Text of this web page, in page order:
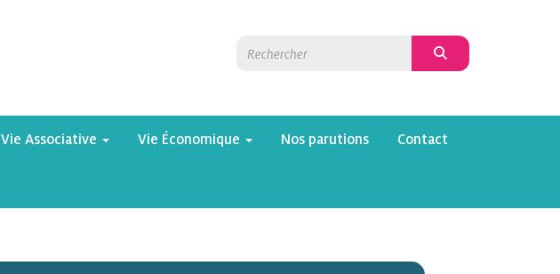
Vie Associative Vie Économique Nos parutions Contact